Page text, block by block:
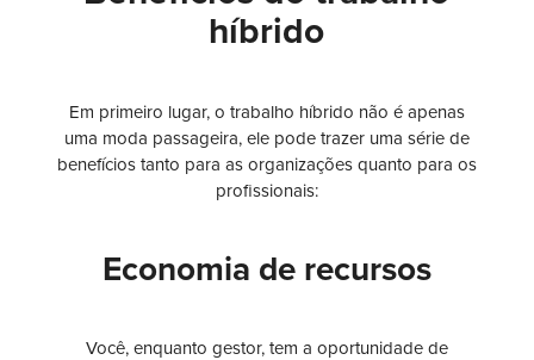
híbrido
Em primeiro lugar, o trabalho híbrido não é apenas
uma moda passageira, ele pode trazer uma série de
benefícios tanto para as organizações quanto para os
profissionais:
Economia de recursos
Você, enquanto gestor, tem a oportunidade de